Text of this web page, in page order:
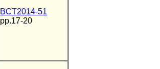
BCT2014-51
pp.17-20